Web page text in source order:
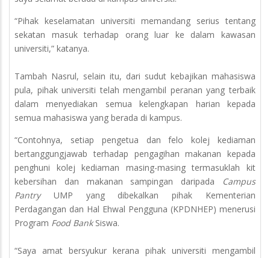
“Pihak keselamatan universiti memandang serius tentang
sekatan masuk terhadap orang luar ke dalam kawasan
universiti,” katanya.
Tambah Nasrul, selain itu, dari sudut kebajikan mahasiswa
pula, pihak universiti telah mengambil peranan yang terbaik
dalam menyediakan semua kelengkapan harian kepada
semua mahasiswa yang berada di kampus.
“Contohnya, setiap pengetua dan felo kolej kediaman
bertanggungjawab terhadap pengagihan makanan kepada
penghuni kolej kediaman masing-masing termasuklah kit
kebersihan dan makanan sampingan daripada
Campus
PantryUMP yang dibekalkan pihak Kementerian
Perdagangan dan Hal Ehwal Pengguna (KPDNHEP) menerusi
Program Food BankSiswa.
“Saya amat bersyukur kerana pihak universiti mengambil